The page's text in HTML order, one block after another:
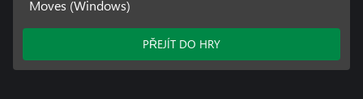
Moves (Windows)
PŘEJÍT DO HRY